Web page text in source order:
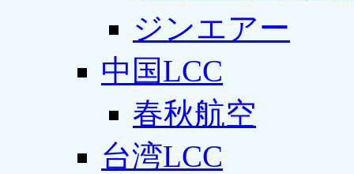
ジンエアー
中国LCC
春秋航空
台湾LCC